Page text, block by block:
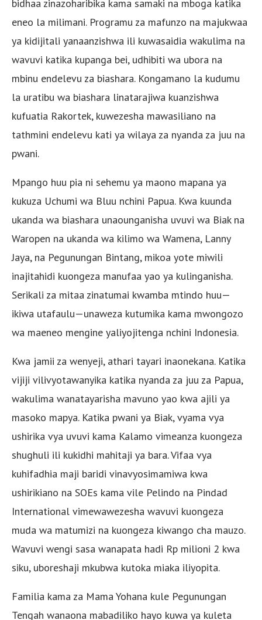
bidhaa zinazoharibika kama samaki na mboga katika
eneo la milimani. Programu za mafunzo na majukwaa
ya kidijitali yanaanzishwa ili kuwasaidia wakulima na
wavuvi katika kupanga bei, udhibiti wa ubora na
mbinu endelevu za biashara. Kongamano la kudumu
la uratibu wa biashara linatarajiwa kuanzishwa
kufuatia Rakortek, kuwezesha mawasiliano na
tathmini endelevu kati ya wilaya za nyanda za juu na
pwani.
Mpango huu pia ni sehemu ya maono mapana ya
kukuza Uchumi wa Bluu nchini Papua. Kwa kuunda
ukanda wa biashara unaounganisha uvuvi wa Biak na
Waropen na ukanda wa kilimo wa Wamena, Lanny
Jaya, na Pegunungan Bintang, mikoa yote miwili
inajitahidi kuongeza manufaa yao ya kulinganisha.
Serikali za mitaa zinatumai kwamba mtindo huu—
ikiwa utafaulu—unaweza kutumika kama mwongozo
wa maeneo mengine yaliyojitenga nchini Indonesia.
Kwa jamii za wenyeji, athari tayari inaonekana. Katika
vijiji vilivyotawanyika katika nyanda za juu za Papua,
wakulima wanatayarisha mavuno yao kwa ajili ya
masoko mapya. Katika pwani ya Biak, vyama vya
ushirika vya uvuvi kama Kalamo vimeanza kuongeza
shughuli ili kukidhi mahitaji ya bara. Vifaa vya
kuhifadhia maji baridi vinavyosimamiwa kwa
ushirikiano na SOEs kama vile Pelindo na Pindad
International vimewawezesha wavuvi kuongeza
muda wa matumizi na kuongeza kiwango cha mauzo.
Wavuvi wengi sasa wanapata hadi Rp milioni 2 kwa
siku, uboreshaji mkubwa kutoka miaka iliyopita.
Familia kama za Mama Yohana kule Pegunungan
Tengah wanaona mabadiliko hayo kuwa ya kuleta